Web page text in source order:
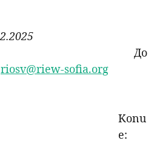
riosv@riew-sofia.org
Копи
е: